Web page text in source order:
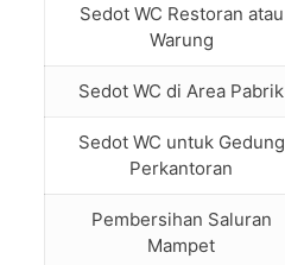
Sedot WC Restoran atau
Warung
Sedot WC di Area Pabrik
Sedot WC untuk Gedung
Perkantoran
Pembersihan Saluran
Mampet